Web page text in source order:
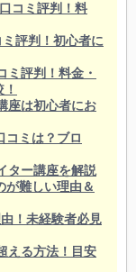
コミ評判！料
評判！初心者に
ミ評判！料金・
座は初心者にお
コミは？ブロ
ター講座を解説
が難しい理由＆
！未経験者必見
える方法！目安